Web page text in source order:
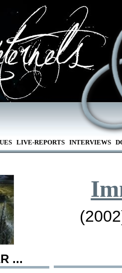
LIVE-REPORTS INTERVIEWS
...